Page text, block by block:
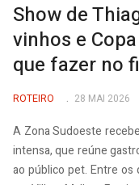
Show de
vinhos e
que fazer no
ROTEIRO 28 MAI 2026
A Zona Sudoeste
intensa, que reúne
ao público pet. Entre os